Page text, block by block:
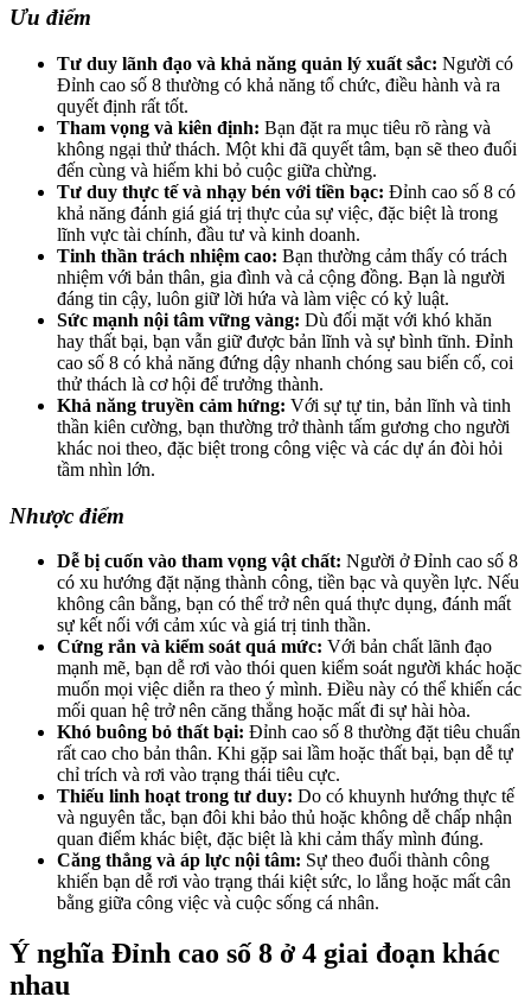
Ưu điểm
Tư duy lãnh đạo và khả năng quản lý xuất sắc: Người có
Đỉnh cao số 8 thường có khả năng tổ chức, điều hành và ra
quyết định rất tốt.
Tham vọng và kiên định: Bạn đặt ra mục tiêu rõ ràng và
không ngại thử thách. Một khi đã quyết tâm, bạn sẽ theo đuổi
đến cùng và hiếm khi bỏ cuộc giữa chừng.
Tư duy thực tế và nhạy bén với tiền bạc: Đỉnh cao số 8 có
khả năng đánh giá giá trị thực của sự việc, đặc biệt là trong
lĩnh vực tài chính, đầu tư và kinh doanh.
Tinh thần trách nhiệm cao: Bạn thường cảm thấy có trách
nhiệm với bản thân, gia đình và cả cộng đồng. Bạn là người
đáng tin cậy, luôn giữ lời hứa và làm việc có kỷ luật.
Sức mạnh nội tâm vững vàng: Dù đối mặt với khó khăn
hay thất bại, bạn vẫn giữ được bản lĩnh và sự bình tĩnh. Đỉnh
cao số 8 có khả năng đứng dậy nhanh chóng sau biến cố, coi
thử thách là cơ hội để trưởng thành.
Khả năng truyền cảm hứng: Với sự tự tin, bản lĩnh và tinh
thần kiên cường, bạn thường trở thành tấm gương cho người
khác noi theo, đặc biệt trong công việc và các dự án đòi hỏi
tầm nhìn lớn.
Nhược điểm
Dễ bị cuốn vào tham vọng vật chất: Người ở Đỉnh cao số 8
có xu hướng đặt nặng thành công, tiền bạc và quyền lực. Nếu
không cân bằng, bạn có thể trở nên quá thực dụng, đánh mất
sự kết nối với cảm xúc và giá trị tinh thần.
Cứng rắn và kiểm soát quá mức: Với bản chất lãnh đạo
mạnh mẽ, bạn dễ rơi vào thói quen kiểm soát người khác hoặc
muốn mọi việc diễn ra theo ý mình. Điều này có thể khiến các
mối quan hệ trở nên căng thẳng hoặc mất đi sự hài hòa.
Khó buông bỏ thất bại: Đỉnh cao số 8 thường đặt tiêu chuẩn
rất cao cho bản thân. Khi gặp sai lầm hoặc thất bại, bạn dễ tự
chỉ trích và rơi vào trạng thái tiêu cực.
Thiếu linh hoạt trong tư duy: Do có khuynh hướng thực tế
và nguyên tắc, bạn đôi khi bảo thủ hoặc không dễ chấp nhận
quan điểm khác biệt, đặc biệt là khi cảm thấy mình đúng.
Căng thẳng và áp lực nội tâm: Sự theo đuổi thành công
khiến bạn dễ rơi vào trạng thái kiệt sức, lo lắng hoặc mất cân
bằng giữa công việc và cuộc sống cá nhân.
Ý nghĩa Đỉnh cao số 8 ở 4 giai đoạn khác
nhau